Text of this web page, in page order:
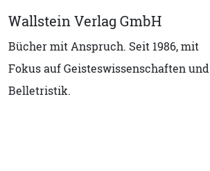
Wallstein Verlag GmbH
Bücher mit Anspruch. Seit 1986, mit
Fokus auf Geisteswissenschaften und
Belletristik.